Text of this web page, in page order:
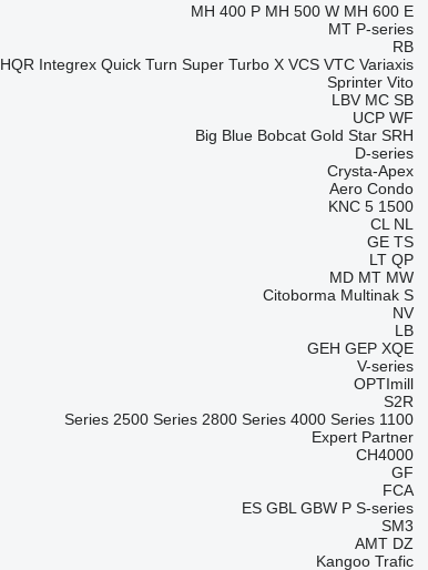
MH 400 P MH 500 W MH 600 E
MT P-series
RB
HQR Integrex Quick Turn Super Turbo X VCS VTC Variaxis
Sprinter Vito
LBV MC SB
UCP WF
Big Blue Bobcat Gold Star SRH
D-series
Crysta-Apex
Aero Condo
KNC 5 1500
CL NL
GE TS
LT QP
MD MT MW
Citoborma Multinak S
NV
LB
GEH GEP XQE
V-series
OPTImill
S2R
1100 Series
2500 Series 2800 Series 4000 Series
Expert Partner
CH4000
GF
FCA
ES GBL GBW P S-series
SM3
AMT DZ
Kangoo Trafic